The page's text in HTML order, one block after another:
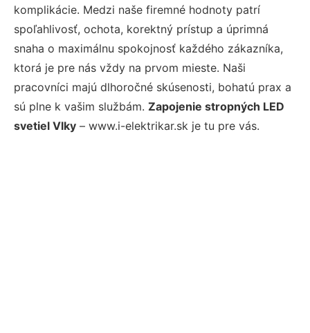
komplikácie. Medzi naše firemné hodnoty patrí
spoľahlivosť, ochota, korektný prístup a úprimná
snaha o maximálnu spokojnosť každého zákazníka,
ktorá je pre nás vždy na prvom mieste. Naši
pracovníci majú dlhoročné skúsenosti, bohatú prax a
sú plne k vašim službám. Zapojenie stropných LED
svetiel Vlky – www.i-elektrikar.sk je tu pre vás.